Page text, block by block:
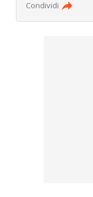
Condividi